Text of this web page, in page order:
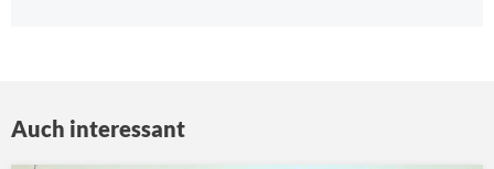
Auch interessant